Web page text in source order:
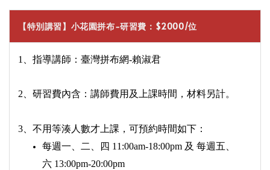
【特別講習】小花園拼布-研習費：$2000/位
1、指導講師：臺灣拼布網-賴淑君
2、研習費內含：講師費用及上課時間，材料另計。
3、不用等湊人數才上課，可預約時間如下：
每週一、二、四 11:00am-18:00pm 及 每週五、
六 13:00pm-20:00pm